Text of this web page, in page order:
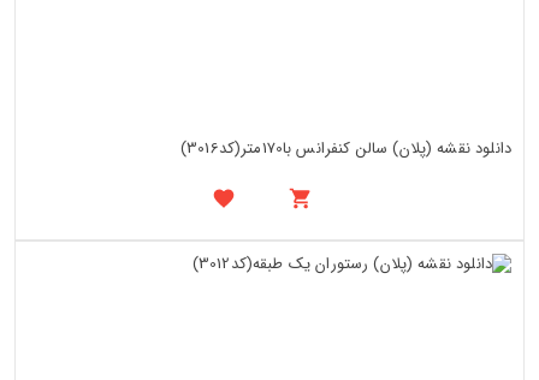
دانلود نقشه (پلان) سالن کنفرانس با170متر(کد3016)